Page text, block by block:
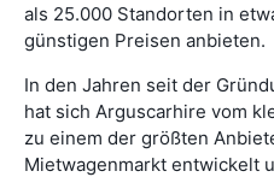
als 25.000 Standorten in
günstigen Preisen anbieten.
In den Jahren seit der
hat sich Arguscarhire vom
zu einem der größten
Mietwagenmarkt entwickelt